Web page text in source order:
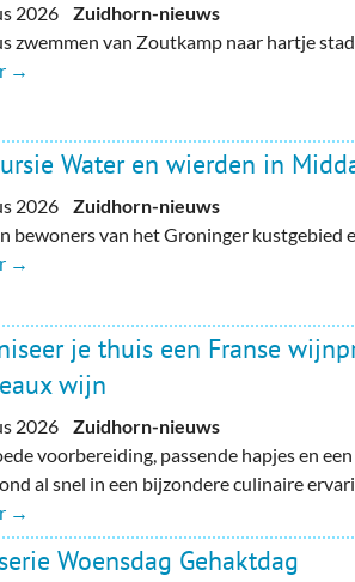
2026Zuidhorn-nieuws
zwemmen van Zoutkamp naar hartje
→
Water en wierden in
2026Zuidhorn-nieuws
bewoners van het Groninger kustgebied
→
je thuis een Franse
wijn
2026Zuidhorn-nieuws
voorbereiding, passende hapjes en
al snel in een bijzondere culinaire
→
Woensdag Gehaktdag